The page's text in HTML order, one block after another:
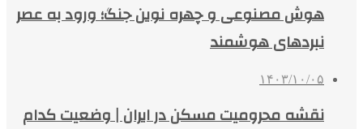
هوش مصنوعی و چهره نوین جنگ؛ ورود به عصر
نبردهای هوشمند
۱۴۰۳/۱۰/۰۵
نقشه محرومیت مسکن در ایران | وضعیت کدام